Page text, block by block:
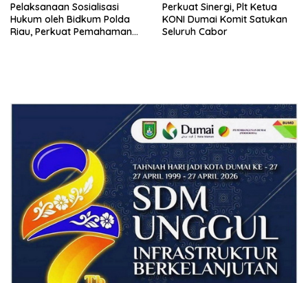
Pelaksanaan Sosialisasi
Hukum oleh Bidkum Polda
Riau, Perkuat Pemahaman
Perkuat Sinergi, Plt Ketua
KONI Dumai Komit Satukan
Seluruh Cabor